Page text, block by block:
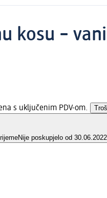
kosu –
s uključenim PDV-om.
Nije poskupjelo od